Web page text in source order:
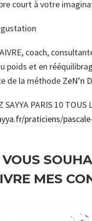
court à votre
coach,
poids et en
de la méthode ZeN’n
SAYYA PARIS 10 TOUS
praticiens/
VOUS
MES